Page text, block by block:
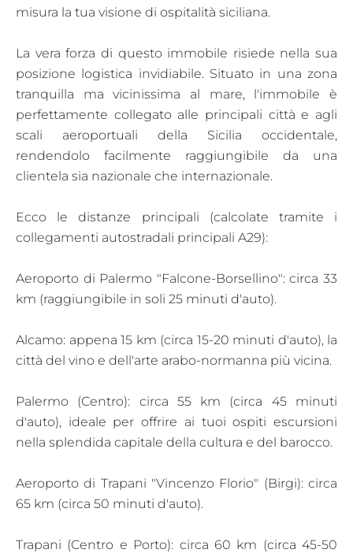
misura la tua visione di ospitalità siciliana.
La vera forza di questo immobile risiede nella sua
posizione logistica invidiabile. Situato in una zona
tranquilla ma vicinissima al mare, l'immobile è
perfettamente collegato alle principali città e agli
scali aeroportuali della Sicilia occidentale,
rendendolo facilmente raggiungibile da una
clientela sia nazionale che internazionale.
Ecco le distanze principali (calcolate tramite i
collegamenti autostradali principali A29):
Aeroporto di Palermo "Falcone-Borsellino": circa 33
km (raggiungibile in soli 25 minuti d'auto).
Alcamo: appena 15 km (circa 15-20 minuti d'auto), la
città del vino e dell'arte arabo-normanna più vicina.
Palermo (Centro): circa 55 km (circa 45 minuti
d'auto), ideale per offrire ai tuoi ospiti escursioni
nella splendida capitale della cultura e del barocco.
Aeroporto di Trapani "Vincenzo Florio" (Birgi): circa
65 km (circa 50 minuti d'auto).
Trapani (Centro e Porto): circa 60 km (circa 45-50